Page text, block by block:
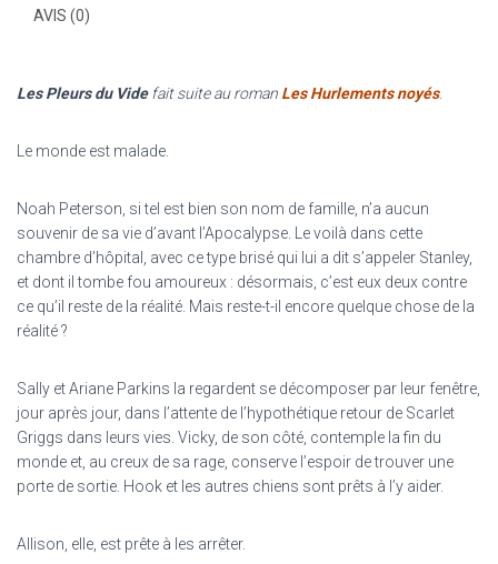
AVIS (0)
Les Pleurs du Videfait suite au roman Les Hurlements noyés.
Le monde est malade.
Noah Peterson, si tel est bien son nom de famille, n’a aucun
souvenir de sa vie d’avant l’Apocalypse. Le voilà dans cette
chambre d’hôpital, avec ce type brisé qui lui a dit s’appeler Stanley,
et dont il tombe fou amoureux : désormais, c’est eux deux contre
ce qu’il reste de la réalité. Mais reste-t-il encore quelque chose de la
réalité ?
Sally et Ariane Parkins la regardent se décomposer par leur fenêtre,
jour après jour, dans l’attente de l’hypothétique retour de Scarlet
Griggs dans leurs vies. Vicky, de son côté, contemple la fin du
monde et, au creux de sa rage, conserve l’espoir de trouver une
porte de sortie. Hook et les autres chiens sont prêts à l’y aider.
Allison, elle, est prête à les arrêter.